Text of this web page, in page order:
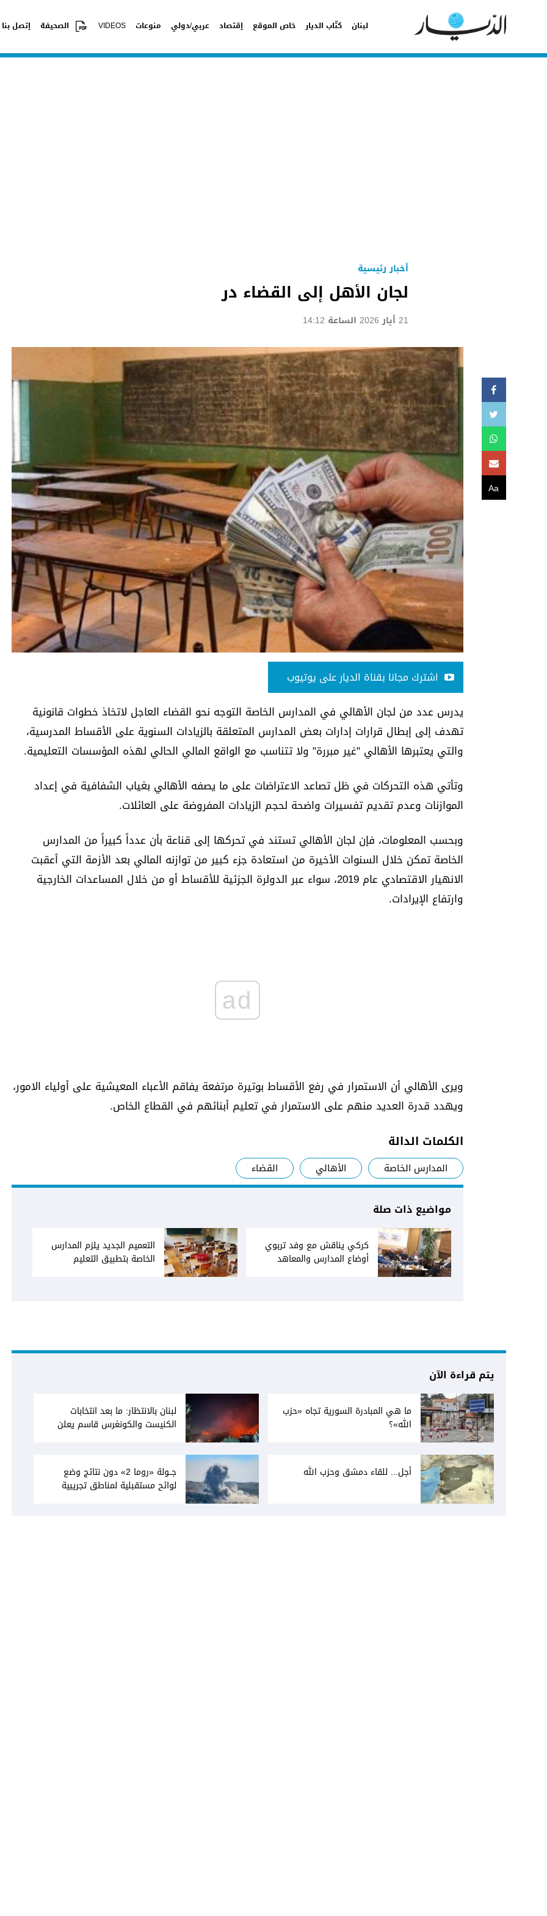
لبنان كتّاب الديار خاص الموقع إقتصاد عربي/دولي منوعات VIDEOS الصحيفة إتصل بنا
أخبار رئيسية
لجان الأهل إلى القضاء در
21 أيار 2026 الساعة 14:12
Aa
اشترك مجانا بقناة الديار على يوتيوب
يدرس عدد من لجان الأهالي في المدارس الخاصة التوجه نحو القضاء العاجل لاتخاذ خطوات قانونية
تهدف إلى إبطال قرارات إدارات بعض المدارس المتعلقة بالزيادات السنوية على الأقساط المدرسية،
والتي يعتبرها الأهالي "غير مبررة" ولا تتناسب مع الواقع المالي الحالي لهذه المؤسسات التعليمية.
وتأتي هذه التحركات في ظل تصاعد الاعتراضات على ما يصفه الأهالي بغياب الشفافية في إعداد
الموازنات وعدم تقديم تفسيرات واضحة لحجم الزيادات المفروضة على العائلات.
وبحسب المعلومات، فإن لجان الأهالي تستند في تحركها إلى قناعة بأن عدداً كبيراً من المدارس
الخاصة تمكن خلال السنوات الأخيرة من استعادة جزء كبير من توازنه المالي بعد الأزمة التي أعقبت
الانهيار الاقتصادي عام 2019، سواء عبر الدولرة الجزئية للأقساط أو من خلال المساعدات الخارجية
وارتفاع الإيرادات.
ad
ويرى الأهالي أن الاستمرار في رفع الأقساط بوتيرة مرتفعة يفاقم الأعباء المعيشية على أولياء الامور،
ويهدد قدرة العديد منهم على الاستمرار في تعليم أبنائهم في القطاع الخاص.
الكلمات الدالة
المدارس الخاصة الأهالي القضاء
مواضيع ذات صلة
كركي يناقش مع وفد تربوي
أوضاع المدارس والمعاهد
التعميم الجديد يلزم المدارس
الخاصة بتطبيق التعليم
يتم قراءة الآن
ما هي المبادرة السورية تجاه «حزب
الله»؟
لبنان بالانتظار: ما بعد انتخابات
الكنيست والكونغرس قاسم يعلن
أجل... للقاء دمشق وحزب الله
جــولة «روما 2» دون نتائج وضع
لوائح مستقبلية لمناطق تجريبية